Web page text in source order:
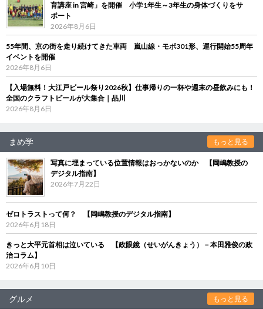
育講座 in 宮崎」を開催 小学1年生～3年生の身体づくりをサ
ポート
2026年8月6日
55年間、京の街を走り続けてきた車両 嵐山線・モボ301形、運行開始55周年
イベントを開催
2026年8月6日
【入場無料！大江戸ビール祭り2026秋】仕事帰りの一杯や週末の昼飲みにも！
全国のクラフトビールが大集合｜品川
2026年8月6日
まめ学 もっと見る
写真に埋まっている位置情報はおっかないのか 【岡嶋教授の
デジタル指南】
2026年7月22日
ゼロトラストって何？ 【岡嶋教授のデジタル指南】
2026年6月18日
きっと大平元首相は泣いている 【政眼鏡（せいがんきょう）－本田雅俊の政
治コラム】
2026年6月10日
グルメ もっと見る